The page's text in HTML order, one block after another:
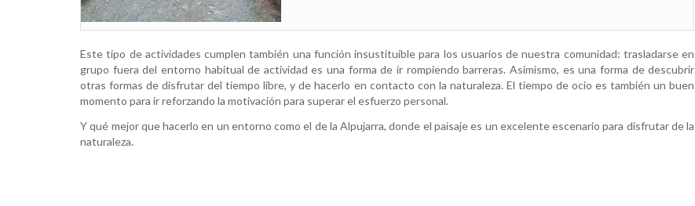
Este tipo de actividades cumplen también una función insustituible para los usuarios de nuestra comunidad: trasladarse en
grupo fuera del entorno habitual de actividad es una forma de ir rompiendo barreras. Asimismo, es una forma de descubrir
otras formas de disfrutar del tiempo libre, y de hacerlo en contacto con la naturaleza. El tiempo de ocio es también un buen
momento para ir reforzando la motivación para superar el esfuerzo personal.
Y qué mejor que hacerlo en un entorno como el de la Alpujarra, donde el paisaje es un excelente escenario para disfrutar de la
naturaleza.